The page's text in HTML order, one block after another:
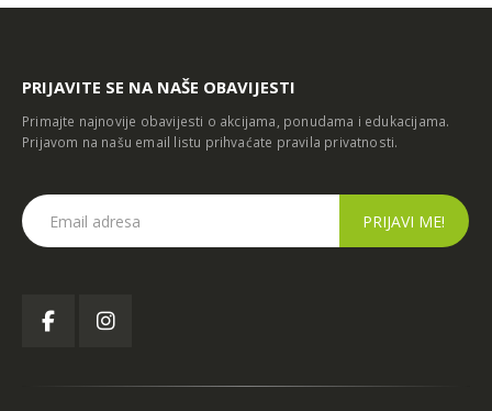
PRIJAVITE SE NA NAŠE OBAVIJESTI
Primajte najnovije obavijesti o akcijama, ponudama i edukacijama.
Prijavom na našu email listu prihvaćate pravila privatnosti.